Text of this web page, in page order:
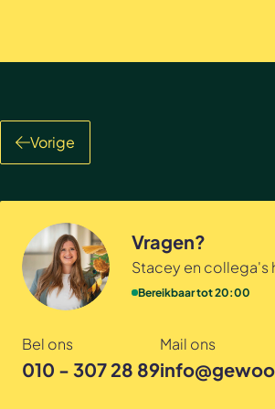
Vorige
Vragen?
Stacey en collega's
Bereikbaar tot 20:00
Bel ons
010 - 307 28 89
Mail ons